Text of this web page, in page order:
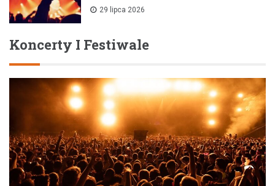
29 lipca 2026
Koncerty I Festiwale